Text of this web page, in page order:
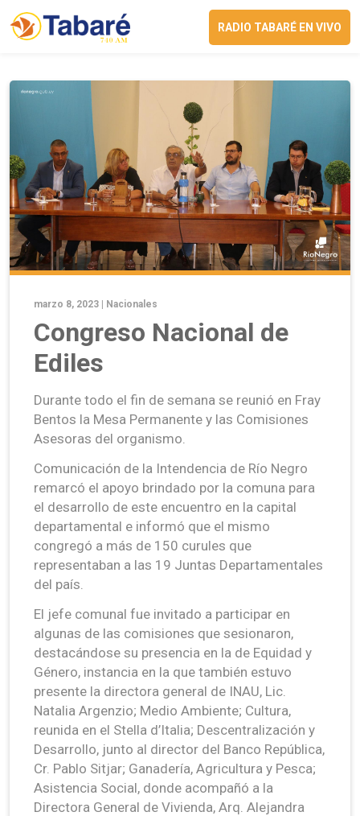
RADIO TABARÉ EN VIVO
marzo 8, 2023 | Nacionales
Congreso Nacional de
Ediles
Durante todo el fin de semana se reunió en Fray
Bentos la Mesa Permanente y las Comisiones
Asesoras del organismo.
Comunicación de la Intendencia de Río Negro
remarcó el apoyo brindado por la comuna para
el desarrollo de este encuentro en la capital
departamental e informó que el mismo
congregó a más de 150 curules que
representaban a las 19 Juntas Departamentales
del país.
El jefe comunal fue invitado a participar en
algunas de las comisiones que sesionaron,
destacándose su presencia en la de Equidad y
Género, instancia en la que también estuvo
presente la directora general de INAU, Lic.
Natalia Argenzio; Medio Ambiente; Cultura,
reunida en el Stella d’Italia; Descentralización y
Desarrollo, junto al director del Banco República,
Cr. Pablo Sitjar; Ganadería, Agricultura y Pesca;
Asistencia Social, donde acompañó a la
Directora General de Vivienda, Arq. Alejandra